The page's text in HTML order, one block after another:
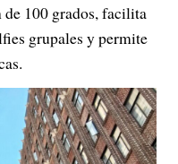
100 grados, facilita
grupales y permite